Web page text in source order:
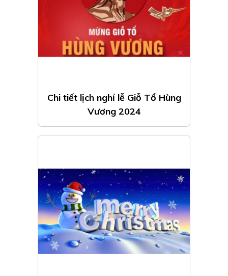
Chi tiết lịch nghỉ lễ Giỗ Tổ Hùng
Vương 2024